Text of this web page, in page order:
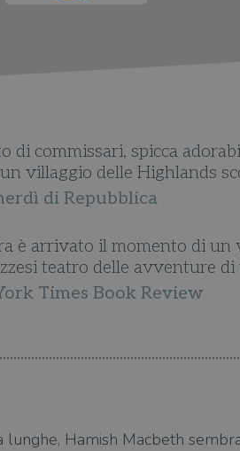
di commissari, spicca
villaggio delle Highlands
di Repubblica
è arrivato il momento di un
teatro delle avventure
Times Book Review
lunghe, Hamish Macbeth